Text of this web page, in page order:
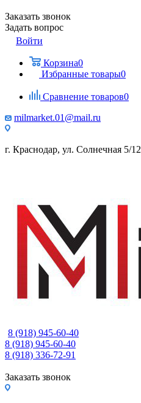
Заказать звонок
Задать вопрос
Войти
Корзина0
Избранные товары0
Сравнение товаров0
milmarket.01@mail.ru
г. Краснодар, ул. Солнечная 5/12
8 (918) 945-60-40
8 (918) 945-60-40
8 (918) 336-72-91
Заказать звонок